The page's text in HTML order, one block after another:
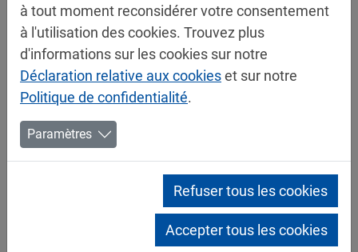
Peintures bâtiment
Waterborne, concentrated
à tout moment reconsidérer votre consentement
à l'utilisation des cookies. Trouvez plus
d'informations sur les cookies sur notre
Déclaration relative aux cookieset sur notre
Politique de confidentialité.
Paramètres
Refuser tous les cookies
Accepter tous les cookies